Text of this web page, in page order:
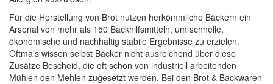
Für die Herstellung von Brot nutzen herkömmliche Bäckern ein
Arsenal von mehr als 150 Backhilfsmitteln, um schnelle,
ökonomische und nachhaltig stabile Ergebnisse zu erzielen.
Oftmals wissen selbst Bäcker nicht ausreichend über diese
Zusätze Bescheid, die oft schon von industriell arbeitenden
Mühlen den Mehlen zugesetzt werden. Bei den Brot & Backwaren